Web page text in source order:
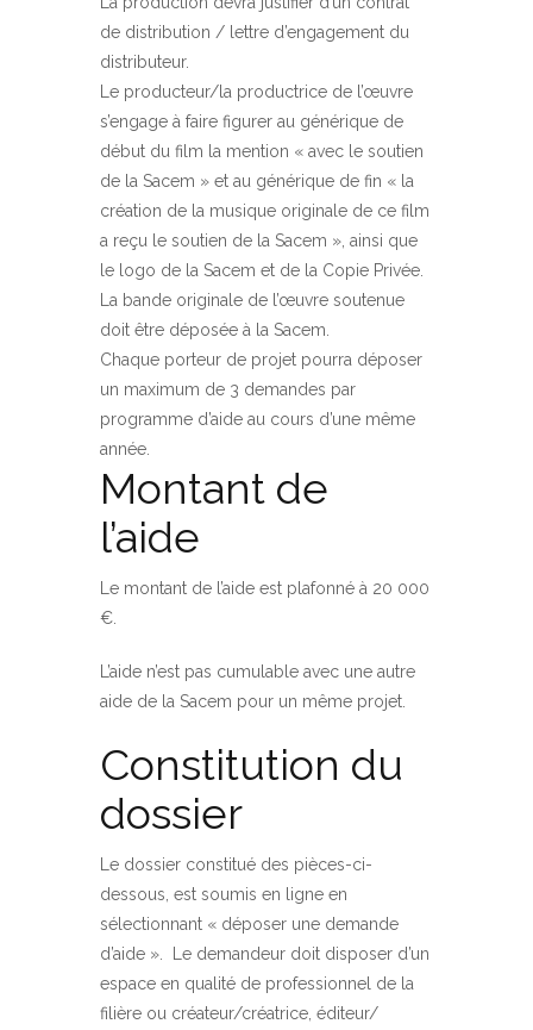
de distribution / lettre d’engagement du
distributeur.
Le producteur/la productrice de l’œuvre
s’engage à faire figurer au générique de
début du film la mention « avec le soutien
de la Sacem » et au générique de fin « la
création de la musique originale de ce film
a reçu le soutien de la Sacem », ainsi que
le logo de la Sacem et de la Copie Privée.
La bande originale de l’œuvre soutenue
doit être déposée à la Sacem.
Chaque porteur de projet pourra déposer
un maximum de 3 demandes par
programme d’aide au cours d’une même
année.
Montant de
l’aide
Le montant de l’aide est plafonné à 20 000
€.
L’aide n’est pas cumulable avec une autre
aide de la Sacem pour un même projet.
Constitution du
dossier
Le dossier constitué des pièces-ci-
dessous, est soumis en ligne en
sélectionnant « déposer une demande
d’aide ». Le demandeur doit disposer d’un
espace en qualité de professionnel de la
filière ou créateur/créatrice, éditeur/